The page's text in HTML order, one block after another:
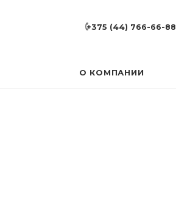
+375 (44) 766-66-88
О КОМПАНИИ